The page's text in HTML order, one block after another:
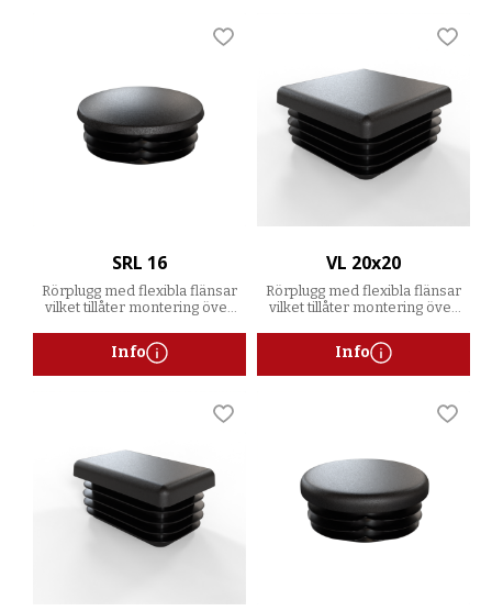
SRL 16
Rörplugg med flexibla flänsar
vilket tillåter montering över
Lägg till i favoriter
Info
VL 20x20
Rörplugg med flexibla flänsar
vilket tillåter montering över
Info
Lägg till i favoriter